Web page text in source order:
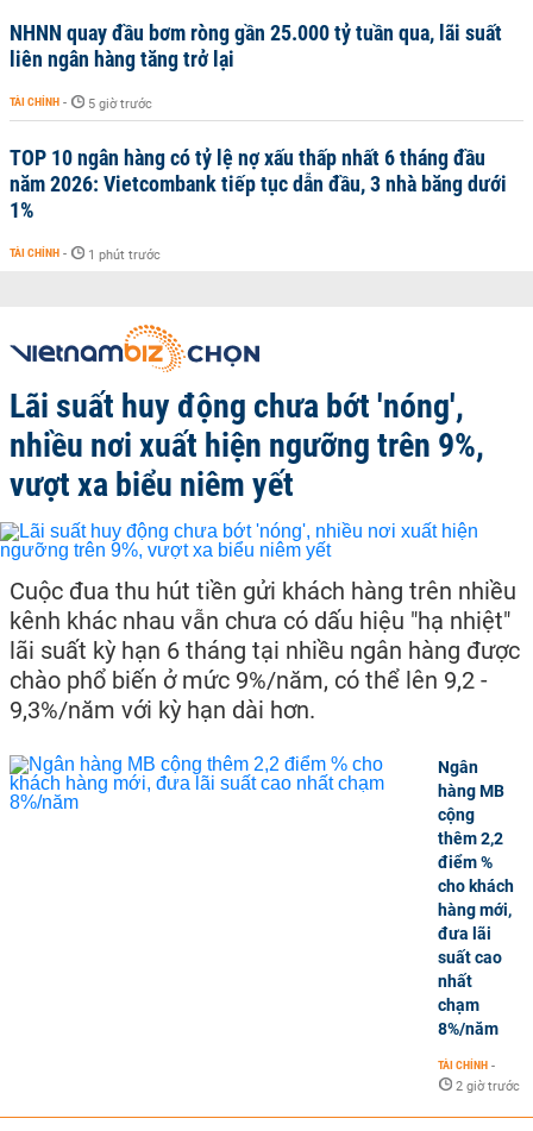
NHNN quay đầu bơm ròng gần 25.000 tỷ tuần qua, lãi suất
liên ngân hàng tăng trở lại
TÀI CHÍNH - 5 giờ trước
TOP 10 ngân hàng có tỷ lệ nợ xấu thấp nhất 6 tháng đầu
năm 2026: Vietcombank tiếp tục dẫn đầu, 3 nhà băng dưới
1%
TÀI CHÍNH - 1 phút trước
Lãi suất huy động chưa bớt 'nóng',
nhiều nơi xuất hiện ngưỡng trên 9%,
vượt xa biểu niêm yết
Cuộc đua thu hút tiền gửi khách hàng trên nhiều
kênh khác nhau vẫn chưa có dấu hiệu "hạ nhiệt"
lãi suất kỳ hạn 6 tháng tại nhiều ngân hàng được
chào phổ biến ở mức 9%/năm, có thể lên 9,2 -
9,3%/năm với kỳ hạn dài hơn.
Ngân
hàng MB
cộng
thêm 2,2
điểm %
cho khách
hàng mới,
đưa lãi
suất cao
nhất
chạm
8%/năm
TÀI CHÍNH -
2 giờ trước